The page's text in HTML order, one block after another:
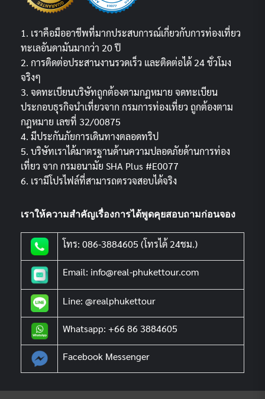
1. เราคือมืออาชีพที่มากประสบการณ์เกี่ยวกับการท่องเที่ยว
ทะเลอันดามันมากว่า 20 ปี
2. การติดต่อประสานงานรวดเร็ว และติดต่อได้ 24 ชั่วโมง
จริงๆ
3. จดทะเบียนบริษัทถูกต้องตามกฏหมาย จดทะเบียน
ประกอบธุรกิจนำเที่ยวจาก กรมการท่องเที่ยว ถูกต้องตาม
กฎหมาย เลขที่ 32/00875
4. มีประกันภัยการเดินทางตลอดทริป
5. บริษัทเราได้มาตรฐานด้านความปลอดภัยด้านการท่อง
เที่ยว จาก กรมอนามัย SHA Plus #E0077
6. เรามีโปรไฟล์ที่สามารถตรวจสอบได้จริง
เราให้ความสำคัญเรื่องการได้พูดคุยสอบถามก่อนจอง
โทร: 086-3884605 (โทรได้ 24ชม.)
Email: info@real-phukettour.com
Line: @realphukettour
Whatsapp: +66 86 3884605
Facebook Messenger